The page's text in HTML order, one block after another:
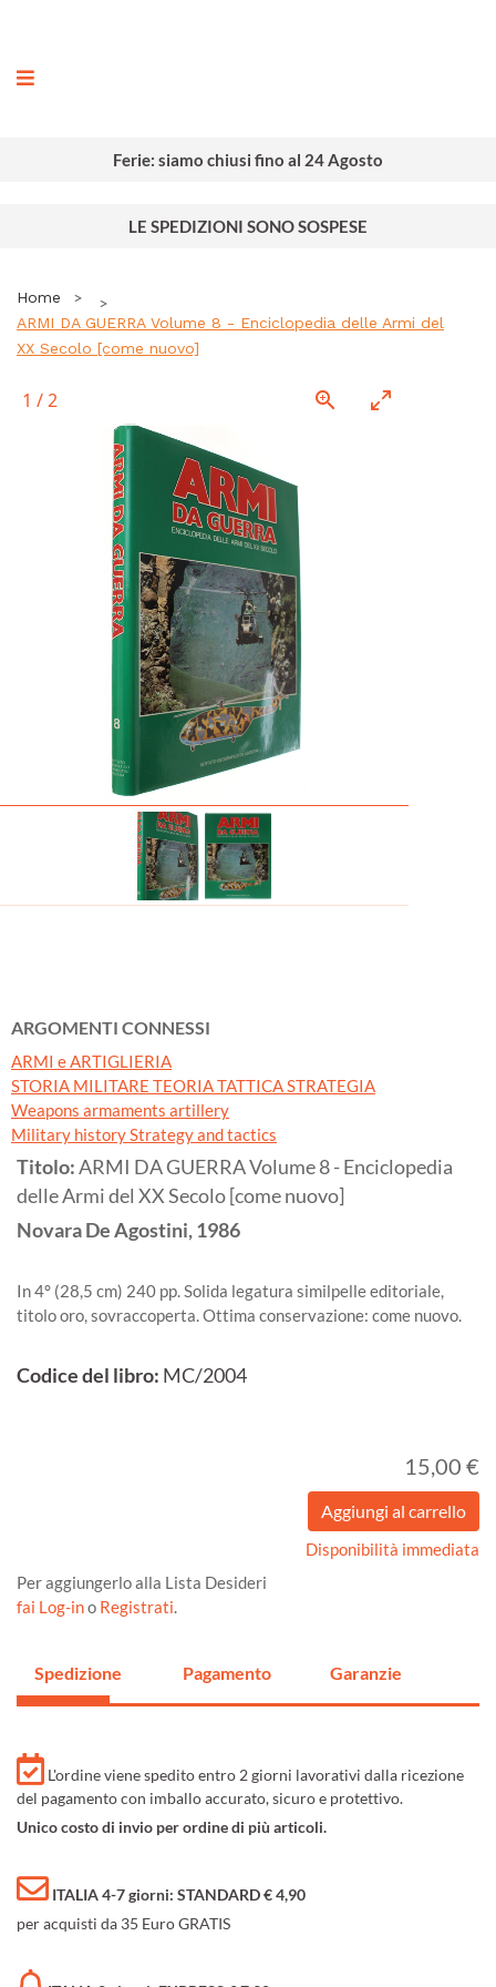
Ferie: siamo chiusi fino al 24 Agosto
LE SPEDIZIONI SONO SOSPESE
Home
ARMI DA GUERRA Volume 8 - Enciclopedia delle Armi del
XX Secolo [come nuovo]
1 /2
ARGOMENTI CONNESSI
ARMI e ARTIGLIERIA
STORIA MILITARE TEORIA TATTICA STRATEGIA
Weapons armaments artillery
Military history Strategy and tactics
Titolo:ARMI DA GUERRA Volume 8 - Enciclopedia
delle Armi del XX Secolo [come nuovo]
NovaraDe Agostini,1986
In 4° (28,5 cm) 240 pp. Solida legatura similpelle editoriale,
titolo oro, sovraccoperta. Ottima conservazione: come nuovo.
Codice del libro: MC/2004
15,00 €
Disponibilità immediata
Per aggiungerlo alla Lista Desideri
fai Log-ino Registrati.
Spedizione Pagamento Garanzie
L'ordine viene spedito entro 2 giorni lavorativi dalla ricezione
del pagamento con imballo accurato, sicuro e protettivo.
Unico costo di invio per ordine di più articoli.
ITALIA 4-7 giorni: STANDARD € 4,90
per acquisti da 35 Euro GRATIS